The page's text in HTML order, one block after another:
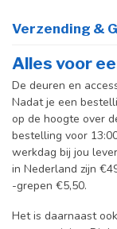
Verzending &
Alles voor
De deuren en
Nadat je een
op de hoogte over
bestelling voor
werkdag bij jou
in Nederland zijn
-grepen €5,50.
Het is daarnaast